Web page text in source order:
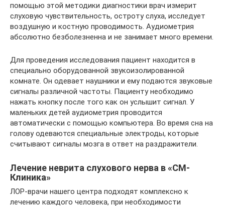
помощью этой методики диагностики врач измерит
слуховую чувствительность, остроту слуха, исследует
воздушную и костную проводимость. Аудиометрия
абсолютно безболезненна и не занимает много времени.
Для проведения исследования пациент находится в
специально оборудованной звукоизолированной
комнате. Он одевает наушники и ему подаются звуковые
сигналы различной частоты. Пациенту необходимо
нажать кнопку после того как он услышит сигнал. У
маленьких детей аудиометрия проводится
автоматически с помощью компьютера. Во время сна на
голову одеваются специальные электроды, которые
считывают сигналы мозга в ответ на раздражители.
Лечение неврита слухового нерва в «СМ-
Клиника»
ЛОР-врачи нашего центра подходят комплексно к
лечению каждого человека, при необходимости